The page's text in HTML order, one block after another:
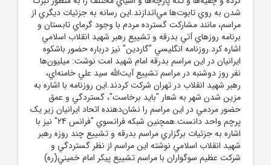
شدن به روي تابوت‌ها مي‌اندازند.اين رسانه به جزئيات ديگري از
مراسم، مانند مشارکت گسترده مردم با وجود گرماي تابستان و
برنامه روزهاي آتي بدرقه و تشييع رهبر شهيد انقلاب اسلامي
اشاره کرد.روزنامه انگليسي "گاردين" نيز درباره حضور باشکوه
ايرانيان در اين مراسم بدرقه امام شهيد امت نوشت: ميليون‌ها
نفر روز دوشنبه در مراسم تشييع آيت‌الله سيد علي خامنه‌اي،
رهبر شهيد انقلاب در تهران شرکت کردند.اين روزنامه با اشاره به
مزين شدن شهر به شعار "بايد برخاست"، گستردگي و عمق
حضور مردمي در اين مراسم را نشان‌دهنده اتحاد ايرانيان زير يک
پرچم واحد دانست.همچنين شبکه فرانسوي "فرانس 24" نيز با
اشاره به جزئيات برگزاري مراسم بدرقه و تشييع چند روزه رهبر
شهيد انقلاب اسلامي نوشته اين مراسم از نظر گستردگي و
شرکت عظيم سوگواران با مراسم تشييع پيکر امام خميني(ره)